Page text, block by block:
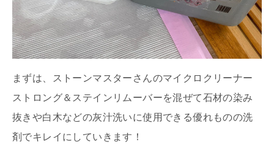
まずは、ストーンマスターさんのマイクロクリーナー
ストロング＆ステインリムーバーを混ぜて石材の染み
抜きや白木などの灰汁洗いに使用できる優れものの洗
剤でキレイにしていきます！